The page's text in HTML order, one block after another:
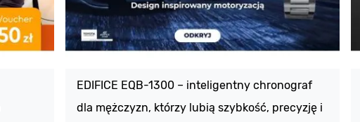
EDIFICE EQB-1300 – inteligentny chronograf
dla mężczyzn, którzy lubią szybkość, precyzję i